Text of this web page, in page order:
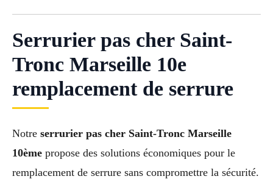
Serrurier pas cher Saint-
Tronc Marseille 10e
remplacement de serrure
Notre serrurier pas cher Saint-Tronc Marseille
10ème propose des solutions économiques pour le
remplacement de serrure sans compromettre la sécurité.